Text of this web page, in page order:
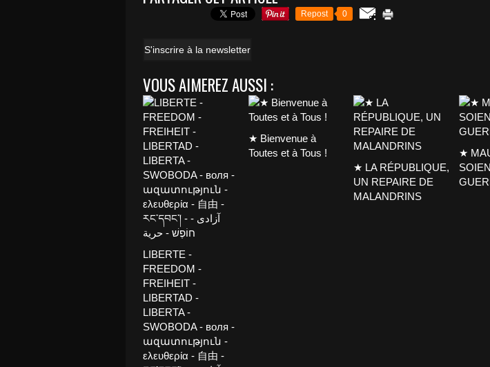
Repost 0
S'inscrire à la newsletter
VOUS AIMEREZ AUSSI :
LIBERTE -
FREEDOM -
FREIHEIT -
LIBERTAD -
LIBERTA -
SWOBODA - воля -
ազատություն -
ελευθερία - 自由 -
★ Bienvenue à
Toutes et à Tous !
★ LA RÉPUBLIQUE,
UN REPAIRE DE
MALANDRINS
★